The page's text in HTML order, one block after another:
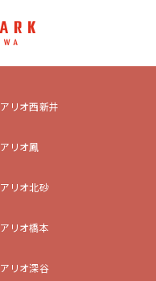
アリオ西新井
アリオ鳳
アリオ北砂
アリオ橋本
アリオ深谷